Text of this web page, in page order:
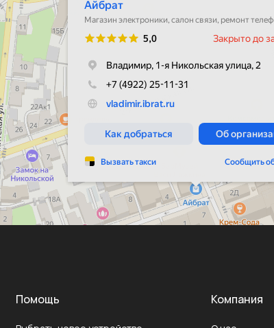
Помощь Компания